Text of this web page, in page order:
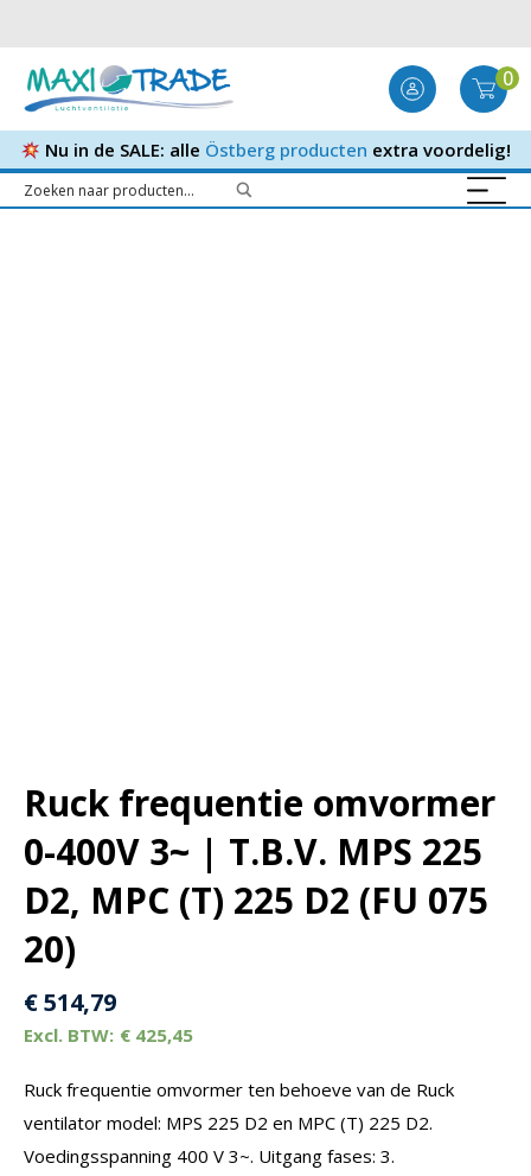
0
Nu in de SALE: alle Östberg producten extra voordelig!
Ruck frequentie omvormer
0-400V 3~ | T.B.V. MPS 225
D2, MPC (T) 225 D2 (FU 075
20)
€514,79
€ 425,45
Ruck frequentie omvormer ten behoeve van de Ruck
ventilator model: MPS 225 D2 en MPC (T) 225 D2.
Voedingsspanning 400 V 3~. Uitgang fases: 3.